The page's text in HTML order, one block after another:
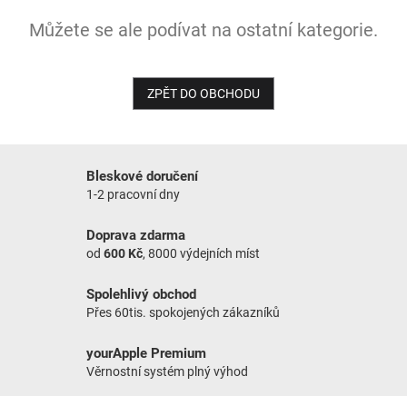
NOVINKY
Můžete se ale podívat na ostatní kategorie.
ZPĚT DO OBCHODU
Bleskové doručení
1-2 pracovní dny
Doprava zdarma
od 600 Kč, 8000 výdejních míst
Spolehlivý obchod
Přes 60tis. spokojených zákazníků
yourApple Premium
Věrnostní systém plný výhod